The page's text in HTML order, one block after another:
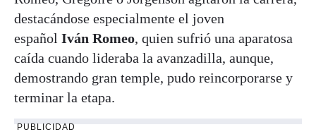
destacándose especialmente el joven
español Iván Romeo, quien sufrió una aparatosa
caída cuando lideraba la avanzadilla, aunque,
demostrando gran temple, pudo reincorporarse y
terminar la etapa.
PUBLICIDAD